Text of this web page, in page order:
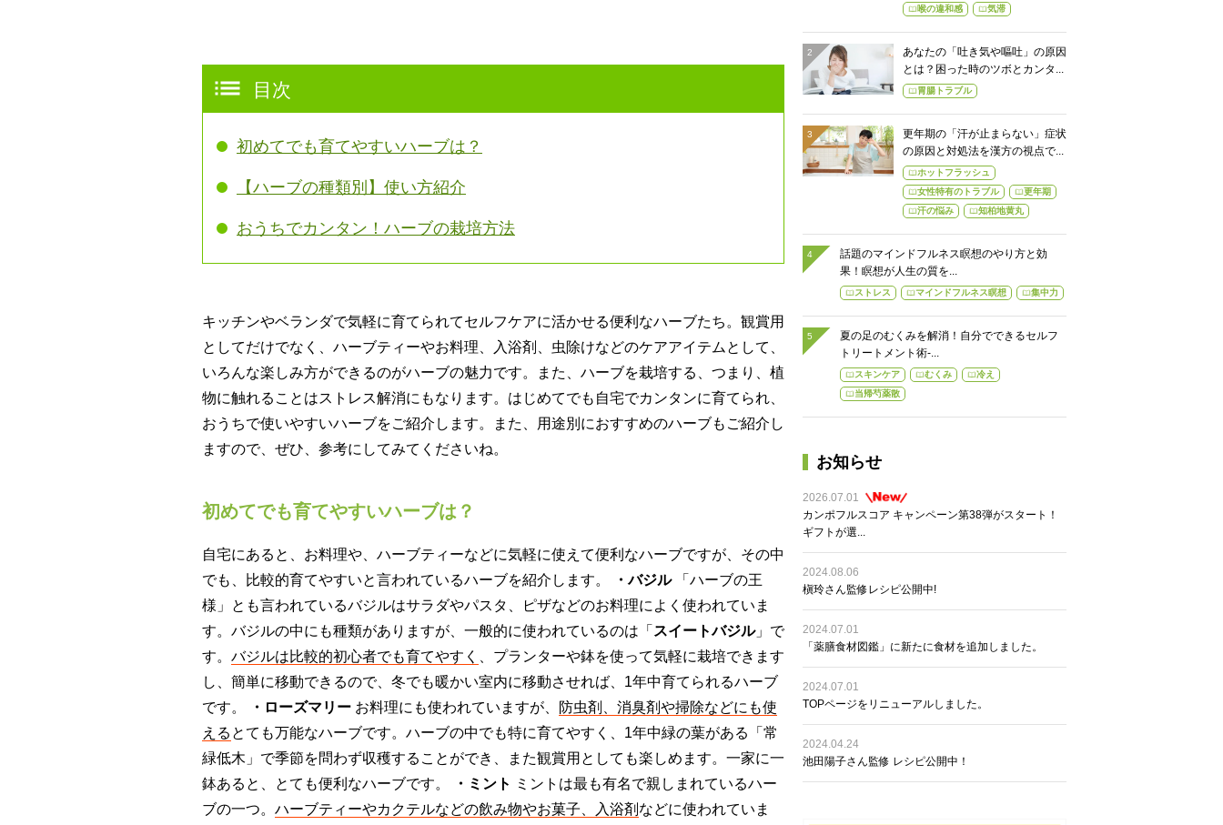
目次
初めてでも育てやすいハーブは？
【ハーブの種類別】使い方紹介
おうちでカンタン！ハーブの栽培方法
キッチンやベランダで気軽に育てられてセルフケアに活かせる便利なハーブたち。観賞用
としてだけでなく、ハーブティーやお料理、入浴剤、虫除けなどのケアアイテムとして、
いろんな楽しみ方ができるのがハーブの魅力です。また、ハーブを栽培する、つまり、植
物に触れることはストレス解消にもなります。はじめてでも自宅でカンタンに育てられ、
おうちで使いやすいハーブをご紹介します。また、用途別におすすめのハーブもご紹介し
ますので、ぜひ、参考にしてみてくださいね。
初めてでも育てやすいハーブは？
自宅にあると、お料理や、ハーブティーなどに気軽に使えて便利なハーブですが、その中
でも、比較的育てやすいと言われているハーブを紹介します。
・バジル「ハーブの王
様」とも言われているバジルはサラダやパスタ、ピザなどのお料理によく使われていま
す。バジルの中にも種類がありますが、一般的に使われているのは「 スイートバジル」で
す。 バジルは比較的初心者でも育てやすく
、プランターや鉢を使って気軽に栽培できます
し、簡単に移動できるので、冬でも暖かい室内に移動させれば、1年中育てられるハーブ
です。
・ローズマリー お料理にも使われていますが、
防虫剤、消臭剤や掃除などにも使
える とても万能なハーブです。ハーブの中でも特に育てやすく、1年中緑の葉がある「常
緑低木」で季節を問わず収穫することができ、また観賞用としても楽しめます。一家に一
鉢あると、とても便利なハーブです。
・ミント
ミントは最も有名で親しまれているハー
ブの一つ。 ハーブティーやカクテルなどの飲み物やお菓子、入浴剤 などに使われていま
喉の違和感
気滞
あなたの「吐き気や嘔吐」の原因
とは？困った時のツボとカンタ...
胃腸トラブル
更年期の「汗が止まらない」症状
の原因と対処法を漢方の視点で...
ホットフラッシュ
女性特有のトラブル
更年期
汗の悩み
知柏地黄丸
話題のマインドフルネス瞑想のやり方と効
果！瞑想が人生の質を...
ストレス マインドフルネス瞑想 集中力
夏の足のむくみを解消！自分でできるセルフ
トリートメント術-...
スキンケア むくみ
冷え
当帰芍薬散
お知らせ
2026.07.01
カンポフルスコア キャンペーン第38弾がスタート！
ギフトが選...
2024.08.06
槇玲さん監修レシピ公開中!
2024.07.01
「薬膳食材図鑑」に新たに食材を追加しました。
2024.07.01
TOPページをリニューアルしました。
2024.04.24
池田陽子さん監修 レシピ公開中！